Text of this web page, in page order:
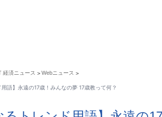
経済ニュース > Webニュース >
用語】永遠の17歳！みんなの夢 17歳教って何？